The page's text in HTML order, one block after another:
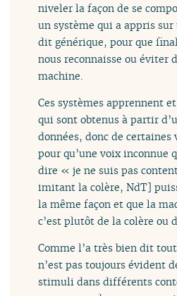
niveler la façon de se
un système qui a appris sur
dit générique, pour que
nous reconnaisse ou éviter
machine.
Ces systèmes apprennent
qui sont obtenus à partir
données, donc de
pour qu’une voix inconnue
dire « je ne suis pas
imitant la colère, NdT]
la même façon et que la
c’est plutôt de la colère ou
Comme l’a très bien dit
n’est pas toujours évident
stimuli dans différents